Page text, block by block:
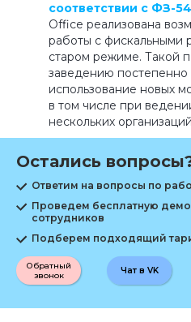
соответствии с ФЗ-54
Office реализована
работы с фискальными
старом режиме. Такой
заведению постепенно
использование новых
в том числе при
нескольких
Остались
Ответим на вопросы по
Проведем бесплатную
сотрудников
Подберем подходящий
Обратный
звонок
Чат в VK